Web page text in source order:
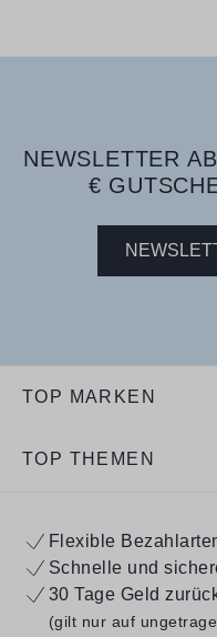
NEWSLETTER
€
TOP MARKEN
TOP THEMEN
Flexible
Schnelle und
30 Tage Geld
(gilt nur auf